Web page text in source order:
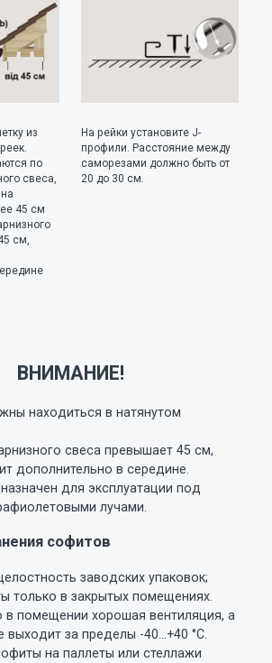
из
по
свеса,
45 см
см,
На рейки установите J-
профили. Расстояние между
саморезами должно быть от
20 до 30 см.
ВНИМАНИЕ!
находиться в натянутом
свеса превышает 45 см,
дополнительно в середине.
для эксплуатации под
лучами.
софитов
заводских упаковок;
только в закрытых помещениях.
в помещении хорошая вентиляция, а
выходит за пределы -40…+40 °С.
на паллеты или стеллажи